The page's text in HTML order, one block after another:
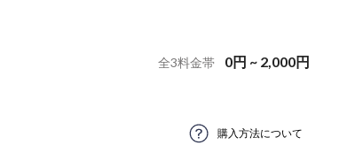
全3料金帯 0円 ~ 2,000円
購入方法について